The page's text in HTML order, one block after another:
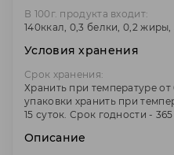
В 100г. продукта входит:
140ккал, 0,3 белки, 0,2 жиры,
Условия хранения
Срок хранения:
Хранить при температуре
упаковки хранить при
15 суток. Срок годности -
Описание